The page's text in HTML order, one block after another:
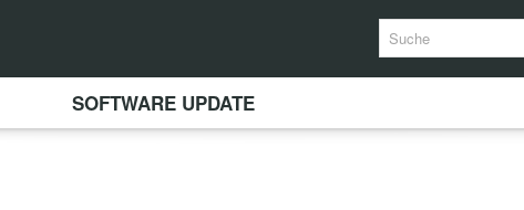
SOFTWARE UPDATE